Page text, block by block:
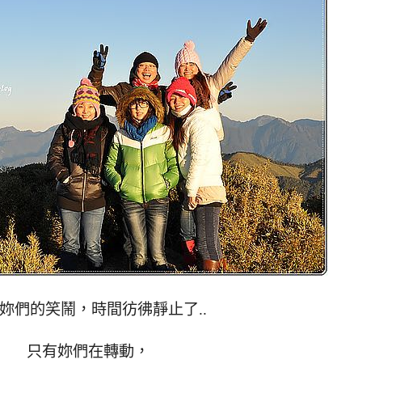
們的笑鬧，時間彷彿靜止了..
只有妳們在轉動，